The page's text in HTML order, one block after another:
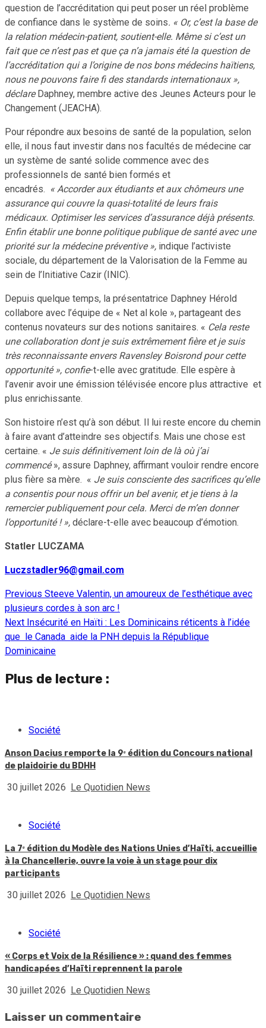
question de l’accréditation qui peut poser un réel problème
de confiance dans le système de soins. « Or, c’est la base de
la relation médecin-patient, soutient-elle. Même si c’est un
fait que ce n’est pas et que ça n’a jamais été la question de
l’accréditation qui a l’origine de nos bons médecins haïtiens,
nous ne pouvons faire fi des standards internationaux »,
déclareDaphney, membre active des Jeunes Acteurs pour le
Changement (JEACHA).
Pour répondre aux besoins de santé de la population, selon
elle, il nous faut investir dans nos facultés de médecine car
un système de santé solide commence avec des
professionnels de santé bien formés et
encadrés. « Accorder aux étudiants et aux chômeurs une
assurance qui couvre la quasi-totalité de leurs frais
médicaux. Optimiser les services d’assurance déjà présents.
Enfin établir une bonne politique publique de santé avec une
priorité sur la médecine préventive », indique l’activiste
sociale, du département de la Valorisation de la Femme au
sein de l’Initiative Cazir (INIC).
Depuis quelque temps, la présentatrice Daphney Hérold
collabore avec l’équipe de « Net al kole », partageant des
contenus novateurs sur des notions sanitaires. « Cela reste
une collaboration dont je suis extrêmement fière et je suis
très reconnaissante envers Ravensley Boisrond pour cette
opportunité », confie-t-elle avec gratitude. Elle espère à
l’avenir avoir une émission télévisée encore plus attractive et
plus enrichissante.
Son histoire n’est qu’à son début. Il lui reste encore du chemin
à faire avant d’atteindre ses objectifs. Mais une chose est
certaine. « Je suis définitivement loin de là où j’ai
commencé», assure Daphney, affirmant vouloir rendre encore
plus fière sa mère. « Je suis consciente des sacrifices qu’elle
a consentis pour nous offrir un bel avenir, et je tiens à la
remercier publiquement pour cela. Merci de m’en donner
l’opportunité ! », déclare-t-elle avec beaucoup d’émotion.
Statler LUCZAMA
Luczstadler96@gmail.com
Continue
Reading
Previous Steeve Valentin, un amoureux de l’esthétique avec
plusieurs cordes à son arc !
Next Insécurité en Haïti : Les Dominicains réticents à l’idée
que le Canada aide la PNH depuis la République
Dominicaine
Plus de lecture :
Société
Anson Dacius remporte la 9ᵉ édition du Concours national
de plaidoirie du BDHH
30 juillet 2026 Le Quotidien News
Société
La 7ᵉ édition du Modèle des Nations Unies d’Haïti, accueillie
à la Chancellerie, ouvre la voie à un stage pour dix
participants
30 juillet 2026 Le Quotidien News
Société
« Corps et Voix de la Résilience » : quand des femmes
handicapées d’Haïti reprennent la parole
30 juillet 2026 Le Quotidien News
Laisser un commentaire